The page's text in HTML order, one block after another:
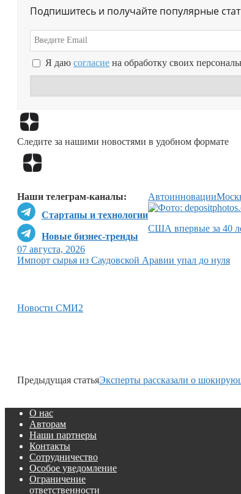
Подпишитесь и получайте популярные
Я даю согласие на обработку своих
Следите за нашими новостями в удобном формате
Наши телеграм-каналы:
Стартапы и технологии
Новые бизнес-тренды
Автоинновации
США впервые за 40
07 августа, 2026
Импорт сырья из Саудовской Аравии упал до нуля
Новости СМИ2
Предыдущая статьяЭксперты рассказали о
О нас
Авторам
Наши партнеры
Контакты
Сотрудничество
Особое уведомление
Ограничение
ответственности